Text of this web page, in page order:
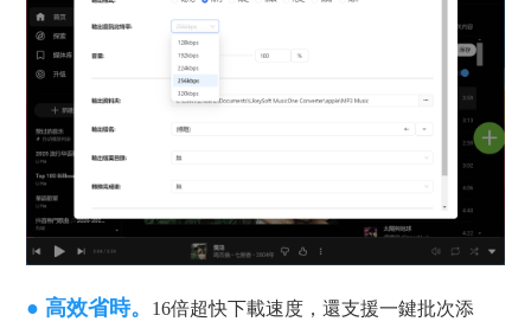
● 高效省時。
16倍超快下載速度，還支援一鍵批次添